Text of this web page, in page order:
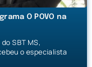
O POVO na
SBT MS,
o especialista